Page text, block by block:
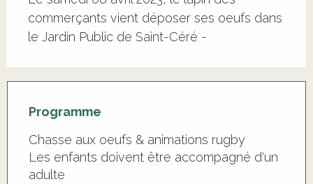
commerçants vient déposer ses oeufs dans
le Jardin Public de Saint-Céré -
Programme
Chasse aux oeufs & animations rugby
Les enfants doivent être accompagné d'un
adulte